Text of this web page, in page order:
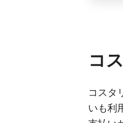
コ
コスタ
いも利